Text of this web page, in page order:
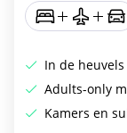
In de
Adults-only
Kamers en